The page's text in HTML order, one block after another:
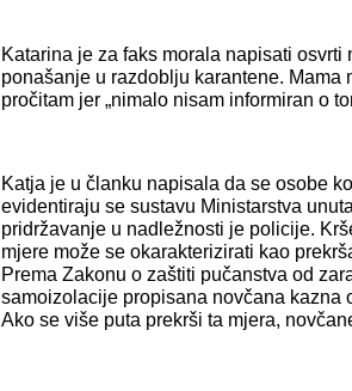
Katarina je za faks morala napisati osvrti
ponašanje u razdoblju karantene. Mama
pročitam jer „nimalo nisam informiran o
Katja je u članku napisala da se osobe
evidentiraju se sustavu Ministarstva
pridržavanje u nadležnosti je policije.
mjere može se okarakterizirati kao
Prema Zakonu o zaštiti pučanstva od
samoizolacije propisana novčana kazna
Ako se više puta prekrši ta mjera,